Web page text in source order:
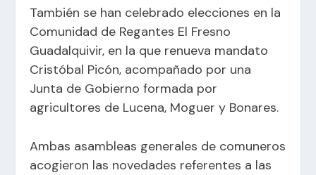
También se han celebrado elecciones en la
Comunidad de Regantes El Fresno
Guadalquivir, en la que renueva mandato
Cristóbal Picón, acompañado por una
Junta de Gobierno formada por
agricultores de Lucena, Moguer y Bonares.
Ambas asambleas generales de comuneros
acogieron las novedades referentes a las